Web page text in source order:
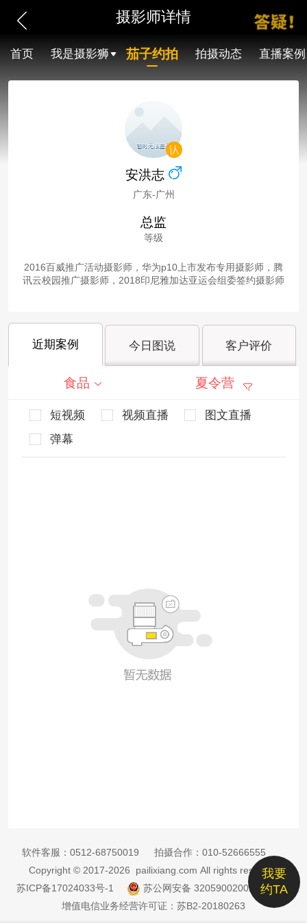
摄影师详情
首页 我是摄影狮 茄子约拍 拍摄动态 直播案例
安洪志
广东-广州
总监
等级
2016百威推广活动摄影师，华为p10上市发布专用摄影师，腾
讯云校园推广摄影师，2018印尼雅加达亚运会组委签约摄影师
近期案例 今日图说 客户评价
食品 夏令营
短视频 视频直播
图文直播
弹幕
我要
约TA
软件客服： 0512-68750019 拍摄合作： 010-52666555
Copyright © 2017-2026 pailixiang.com All rights reserved
苏ICP备17024033号-1
苏公网安备 32059002002885号
增值电信业务经营许可证：苏B2-20180263